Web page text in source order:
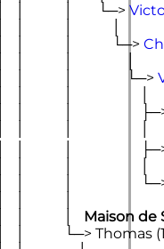
│   │           │       └─>
│   │           │           └─>
│   │           │               └─>
│   │           │
│   │           │
│   │           │
Maison de
│   │